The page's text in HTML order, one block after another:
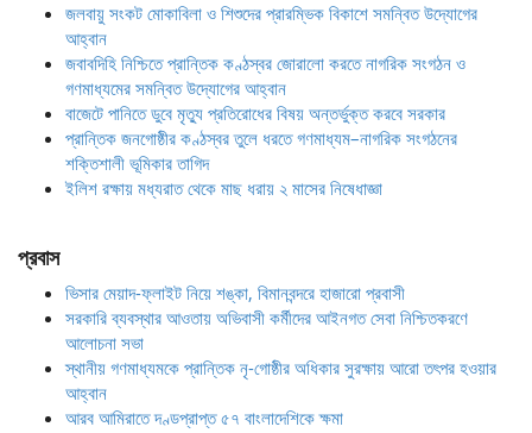
জলবায়ু সংকট মোকাবিলা ও শিশুদের প্রারম্ভিক বিকাশে সমন্বিত উদ্যোগের
আহ্বান
জবাবদিহি নিশ্চিতে প্রান্তিক কণ্ঠস্বর জোরালো করতে নাগরিক সংগঠন ও
গণমাধ্যমের সমন্বিত উদ্যোগের আহ্বান
বাজেটে পানিতে ডুবে মৃত্যু প্রতিরোধের বিষয় অন্তর্ভুক্ত করবে সরকার
প্রান্তিক জনগোষ্ঠীর কণ্ঠস্বর তুলে ধরতে গণমাধ্যম–নাগরিক সংগঠনের
শক্তিশালী ভূমিকার তাগিদ
ইলিশ রক্ষায় মধ্যরাত থেকে মাছ ধরায় ২ মাসের নিষেধাজ্ঞা
প্রবাস
ভিসার মেয়াদ-ফ্লাইট নিয়ে শঙ্কা, বিমানবন্দরে হাজারো প্রবাসী
সরকারি ব্যবস্থার আওতায় অভিবাসী কর্মীদের আইনগত সেবা নিশ্চিতকরণে
আলোচনা সভা
স্থানীয় গণমাধ্যমকে প্রান্তিক নৃ-গোষ্ঠীর অধিকার সুরক্ষায় আরো তৎপর হওয়ার
আহ্বান
আরব আমিরাতে দণ্ডপ্রাপ্ত ৫৭ বাংলাদেশিকে ক্ষমা